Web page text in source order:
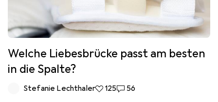
Welche Liebesbrücke passt am besten
in die Spalte?
Stefanie Lechthaler125 Likes
12556 Kommentare
56